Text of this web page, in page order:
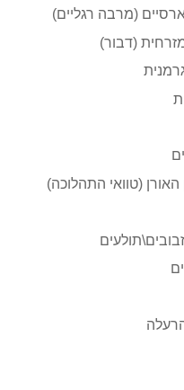
(מרבה רגליים)
(דבור)
(טוואי התהלוכה)